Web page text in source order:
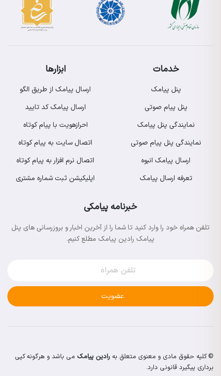
خدمات
پنل پیامک
پنل پیام صوتی
نمایندگی پنل پیامک
نمایندگی پنل پیام صوتی
ارسال پیامک انبوه
تعرفه ارسال پیامک
ابزارها
ارسال پیامک از طریق الگو
ارسال پیامک کد تایید
احرازهویت با پیام کوتاه
اتصال سایت به پیام کوتاه
اتصال نرم افزار به پیام کوتاه
اپلیکیشن ثبت شماره مشتری
خبرنامه پیامکی
تلفن همراه خود را وارد کنید تا شما را از آخرین اخبار و بروزرسانی های پنل
پیامک رادین پیامک مطلع کنیم.
عضویت
© کلیه حقوق مادی و معنوی متعلق به رادین پیامک می باشد و هرگونه کپی
برداری پیگیرد قانونی دارد.